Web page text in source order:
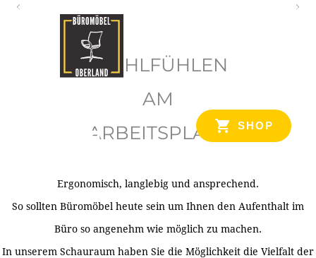
SHOP
WOHLFÜHLEN
AM
ARBEITSPLATZ
Ergonomisch, langlebig und ansprechend.
So sollten Büromöbel heute sein um Ihnen den Aufenthalt im
Büro so angenehm wie möglich zu machen.
In unserem Schauraum haben Sie die Möglichkeit die Vielfalt der